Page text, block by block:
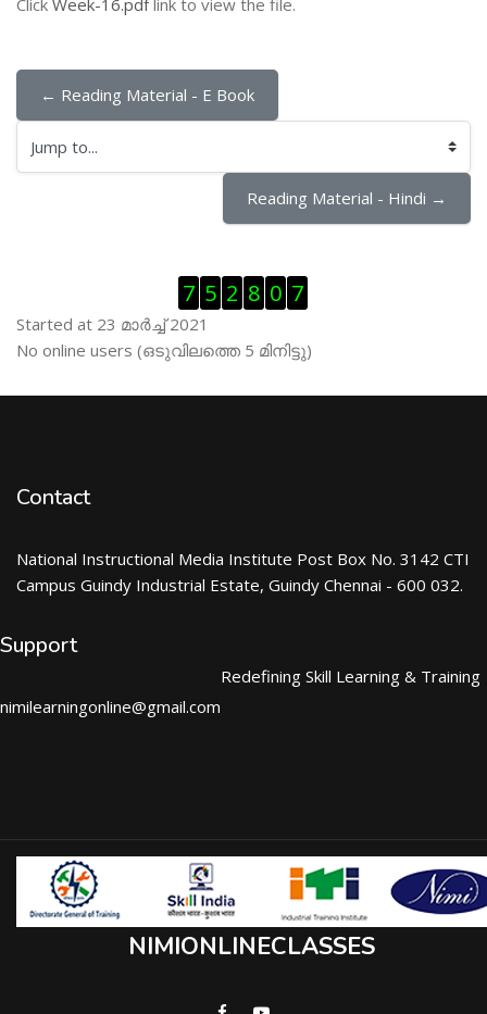
Click Week-16.pdflink to view the file.
← Reading Material - E Book
Jump to...
Reading Material - Hindi →
7 5 2 8 0 7
Started at 23 മാര്‍ച്ച് 2021
Skip ഓണ്‍ലയിന്‍ ഉപഭൊക്താക്കള്‍
No online users (ഒടുവിലത്തെ 5 മിനിട്ടു)
Contact
National Instructional Media Institute Post Box No. 3142 CTI
Campus Guindy Industrial Estate, Guindy Chennai - 600 032.
Support
nimilearningonline@gmail.com
Redefining Skill Learning & Training
NIMIONLINECLASSES